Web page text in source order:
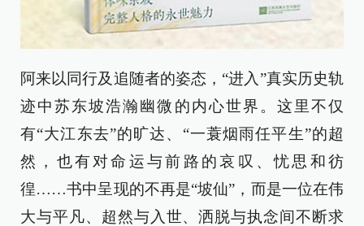
阿来以同行及追随者的姿态，“进入”真实历史轨
迹中苏东坡浩瀚幽微的内心世界。这里不仅
有“大江东去”的旷达、“一蓑烟雨任平生”的超
然，也有对命运与前路的哀叹、忧思和彷
徨……书中呈现的不再是“坡仙”，而是一位在伟
大与平凡、超然与入世、洒脱与执念间不断求